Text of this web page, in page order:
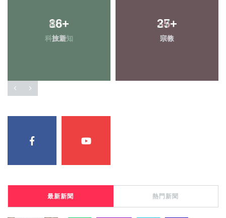
86+
旅遊
35+
宗教
最新新聞 熱門新聞